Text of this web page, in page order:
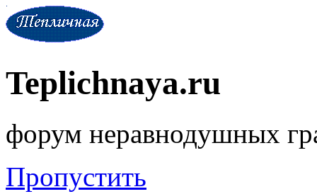
Teplichnaya.ru
форум неравнодушных
Пропустить